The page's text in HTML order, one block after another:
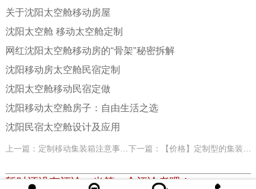
关于沈阳太空舱移动房屋
沈阳太空舱 移动太空舱定制
网红沈阳太空舱移动房的“骨架”秘密拆解
沈阳移动房太空舱民宿定制
沈阳太空舱移动民宿定做
沈阳移动太空舱房子：自由生活之选
沈阳民宿太空舱设计及应用
上一篇：定制移动集装箱注意事项！ 下一篇：【价格】定制型的集装箱房屋价格优势
暂时还没有评论，当第一个评论者吧！